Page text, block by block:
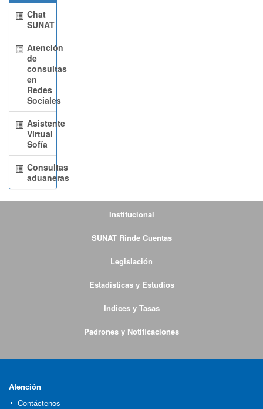
Chat
SUNAT
Atención
de
consultas
en
Redes
Sociales
Asistente
Virtual
Sofía
Consultas
aduaneras
Institucional
SUNAT Rinde Cuentas
Legislación
Estadísticas y Estudios
Indices y Tasas
Padrones y Notificaciones
Atención
Contáctenos